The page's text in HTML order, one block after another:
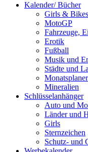
Kalender/ Bücher
Girls & Bikes
MotoGP
Fahrzeuge,
Erotik
Fußball
Musik und
Städte und
Monatsplaner
Mineralien
Schlüsselanhänger
Auto und
Länder und
Girls
Sternzeichen
Schutz- und